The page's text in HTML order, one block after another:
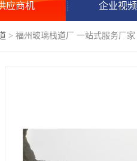
应商机 企业视频
> 福州玻璃栈道厂 一站式服务厂家